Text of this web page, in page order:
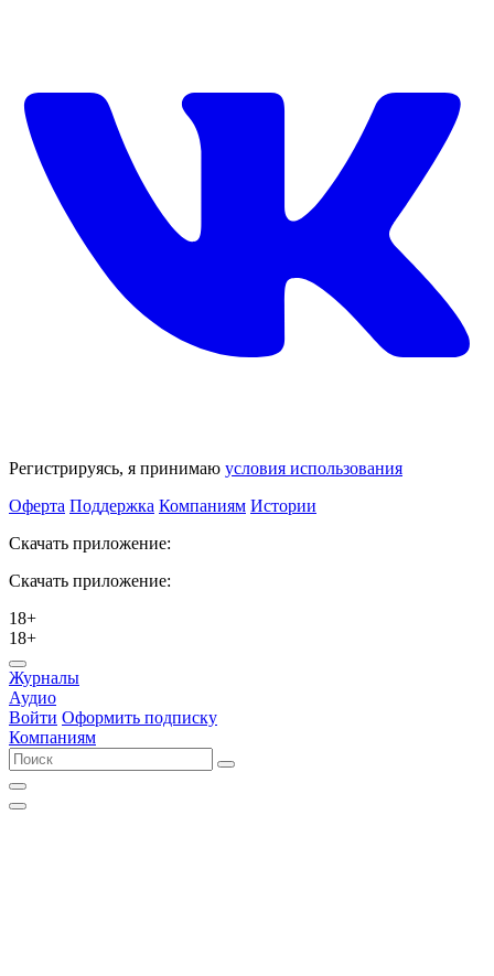
Регистрируясь, я принимаю условия использования
Оферта Поддержка Компаниям Истории
Скачать приложение:
Скачать приложение:
18+
18+
Журналы
Аудио
Войти Оформить подписку
Компаниям